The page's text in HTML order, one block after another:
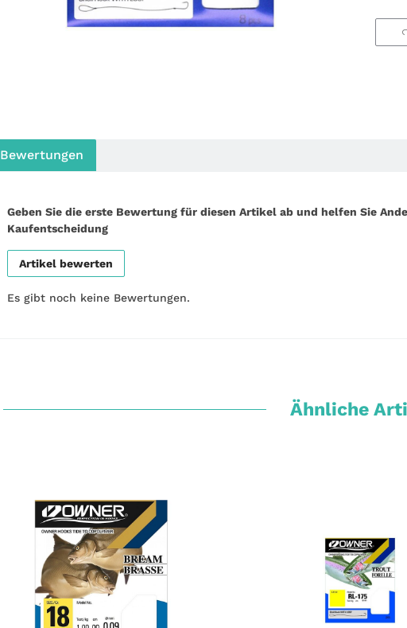
Bewertungen
Geben Sie die erste Bewertung für diesen Artikel ab und helfen Sie
Kaufentscheidung
Artikel bewerten
Es gibt noch keine Bewertungen.
Ähnliche